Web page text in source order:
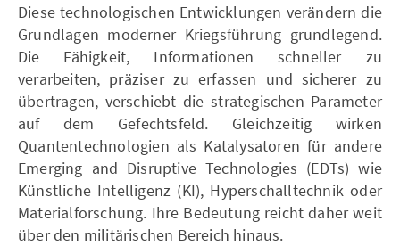
Diese technologischen Entwicklungen verändern die
Grundlagen moderner Kriegsführung grundlegend.
Die Fähigkeit, Informationen schneller zu
verarbeiten, präziser zu erfassen und sicherer zu
übertragen, verschiebt die strategischen Parameter
auf dem Gefechtsfeld. Gleichzeitig wirken
Quantentechnologien als Katalysatoren für andere
Emerging and Disruptive Technologies (EDTs) wie
Künstliche Intelligenz (KI), Hyperschalltechnik oder
Materialforschung. Ihre Bedeutung reicht daher weit
über den militärischen Bereich hinaus.